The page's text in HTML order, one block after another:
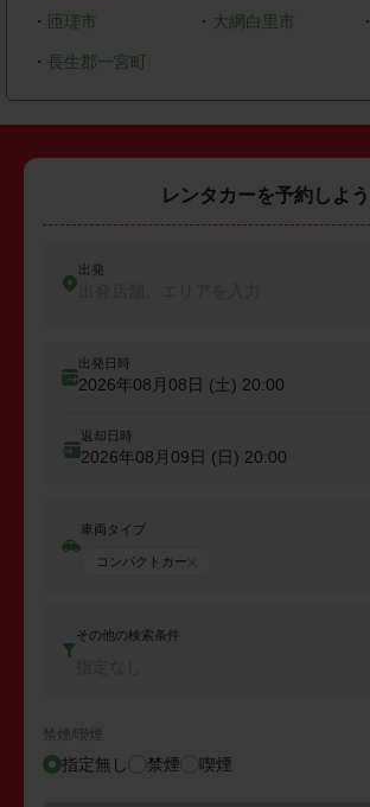
・ 匝瑳市 ・ 大網白里市 ・
・ 長生郡一宮町
レンタカーを予約しよう
出発
出発日時
2026年08月08日 (土) 20:00
返却日時
2026年08月09日 (日) 20:00
車両タイプ
コンパクトカー
その他の検索条件
禁煙/喫煙
指定無し 禁煙 喫煙